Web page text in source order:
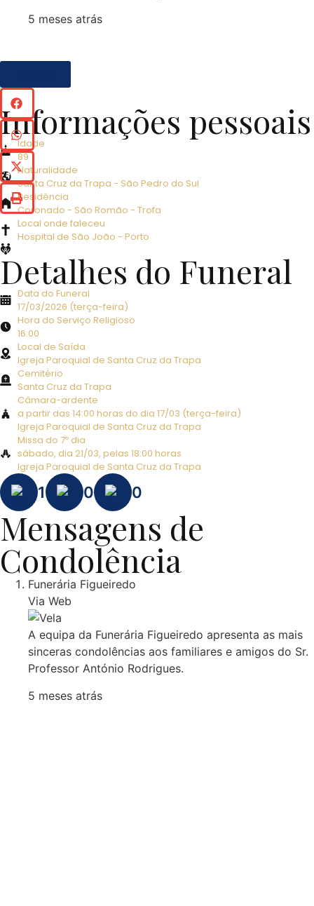
5 meses atrás
Informações pessoais
Idade
89
Naturalidade
Santa Cruz da Trapa - São Pedro do Sul
Residência
Coronado - São Romão - Trofa
Local onde faleceu
Hospital de São João - Porto
Detalhes do Funeral
Data do Funeral
17/03/2026 (terça-feira)
Hora do Serviço Religioso
16:00
Local de Saída
Igreja Paroquial de Santa Cruz da Trapa
Cemitério
Santa Cruz da Trapa
Câmara-ardente
a partir das 14:00 horas do dia 17/03 (terça-feira)
Igreja Paroquial de Santa Cruz da Trapa
Missa do 7º dia
sábado, dia 21/03, pelas 18:00 horas
Igreja Paroquial de Santa Cruz da Trapa
1 0 0
Mensagens de
Condolência
Funerária Figueiredo
Via Web
A equipa da Funerária Figueiredo apresenta as mais
sinceras condolências aos familiares e amigos do Sr.
Professor António Rodrigues.
5 meses atrás